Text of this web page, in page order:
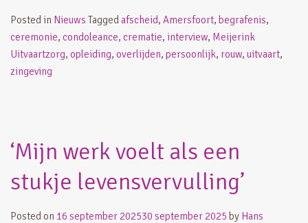
Posted in Nieuws Taggedafscheid, Amersfoort, begrafenis,
ceremonie, condoleance, crematie, interview, Meijerink
Uitvaartzorg, opleiding, overlijden, persoonlijk, rouw, uitvaart,
zingeving
‘Mijn werk voelt als een
stukje levensvervulling’
Posted on 16 september 202530 september 2025 by Hans